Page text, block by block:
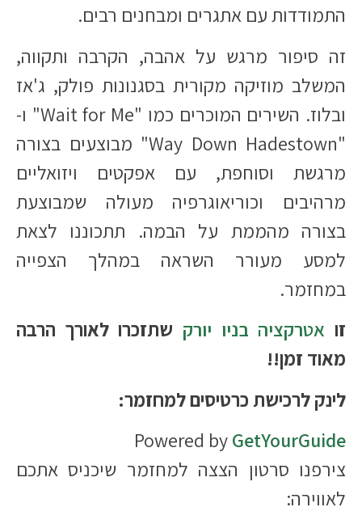
התמודדות עם אתגרים ומבחנים רבים.​
זה סיפור מרגש על אהבה, הקרבה ותקווה,
המשלב מוזיקה מקורית בסגנונות פולק, ג'אז
ובלוז. השירים המוכרים כמו "Wait for Me" ו-
"Way Down Hadestown" מבוצעים בצורה
מרגשת וסוחפת, עם אפקטים ויזואליים
מרהיבים וכוריאוגרפיה מעולה שמבוצעת
בצורה מהממת על הבמה. תתכוננו לצאת
למסע מעורר השראה במהלך הצפייה
במחזמר.​
זו אטרקציה בניו יורק שתזכרו לאורך הרבה
מאוד זמן!!
לינק לרכישת כרטיסים למחזמר:
Powered byGetYourGuide
צירפנו סרטון הצצה למחזמר שיכניס אתכם
לאווירה: